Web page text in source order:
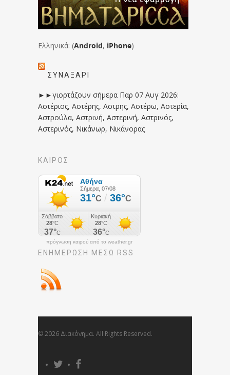
Ελληνικά: (Android, iPhone)
ΣΥΝΑΞΆΡΙ
►►γιορτάζουν σήμερα Παρ 07 Αυγ 2026:
Αστέριος, Αστέρης, Αστρης, Αστέρω, Αστερία,
Αστρούλα, Αστρινή, Αστερινή, Αστρινός,
Αστερινός, Νικάνωρ, Νικάνορας
ΚΑΙΡΟΣ
πρόγνωση καιρού από το weather.gr
ΕΝΗΜΈΡΩΣΉ ΜΕΣΩ RSS
© 2026 Διακόνημα. All Rights Reserved.